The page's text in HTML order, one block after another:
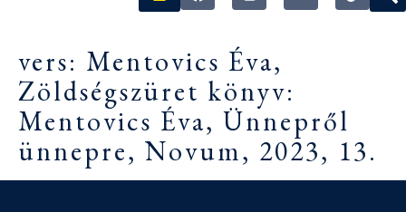
vers: Mentovics Éva,
Zöldségszüret könyv:
Mentovics Éva, Ünnepről
ünnepre, Novum, 2023, 13.